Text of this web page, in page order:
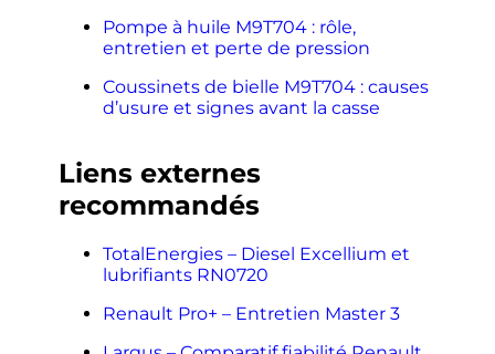
Pompe à huile M9T704 : rôle,
entretien et perte de pression
Coussinets de bielle M9T704 : causes
d’usure et signes avant la casse
Liens externes
recommandés
TotalEnergies – Diesel Excellium et
lubrifiants RN0720
Renault Pro+ – Entretien Master 3